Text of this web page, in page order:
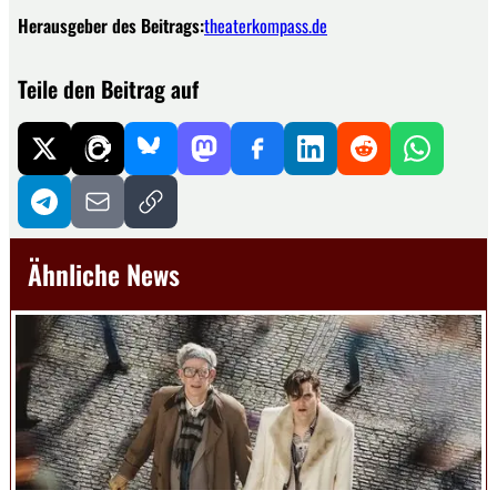
Herausgeber des Beitrags:theaterkompass.de
Teile den Beitrag auf
Ähnliche News